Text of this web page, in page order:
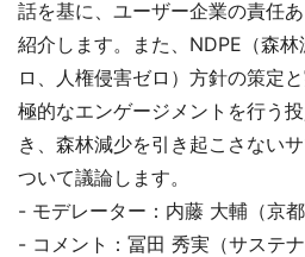
話を基に、ユーザー企業の責任
紹介します。また、NDPE（森
ロ、人権侵害ゼロ）方針の策定
極的なエンゲージメントを行う
き、森林減少を引き起こさない
ついて議論します。
- モデレーター：内藤 大輔（京都
- コメント：冨田 秀実（サステ